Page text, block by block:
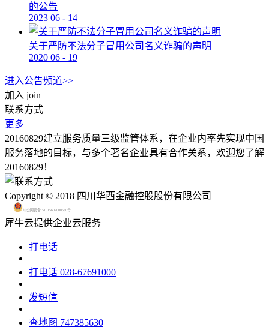
的公告
2023 06 - 14
关于严防不法分子冒用公司名义诈骗的声明
2020 06 - 19
进入公告频道>>
加入 join
联系方式
更多
20160829建立服务质量三级监管体系，在企业内率先实现中国
服务落地的目标，与多个著名企业具有合作关系，欢迎您了解
20160829！
Copyright © 2018 四川华西金融控股股份有限公司
川公网安备 51015602000580号
犀牛云提供企业云服务
打电话
打电话 028-67691000
发短信
查地图 747385630